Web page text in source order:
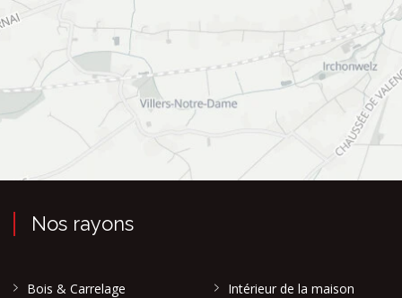
Nos rayons
Bois & Carrelage
Intérieur de la maison